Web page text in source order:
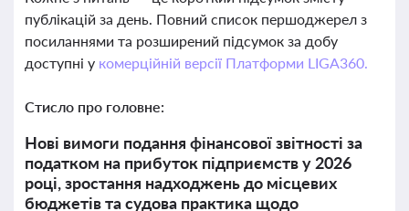
публікацій за день. Повний список першоджерел з
посиланнями та розширений підсумок за добу
доступні у комерційній версії Платформи LIGA360.
Стисло про головне:
Нові вимоги подання фінансової звітності за
податком на прибуток підприємств у 2026
році, зростання надходжень до місцевих
бюджетів та судова практика щодо